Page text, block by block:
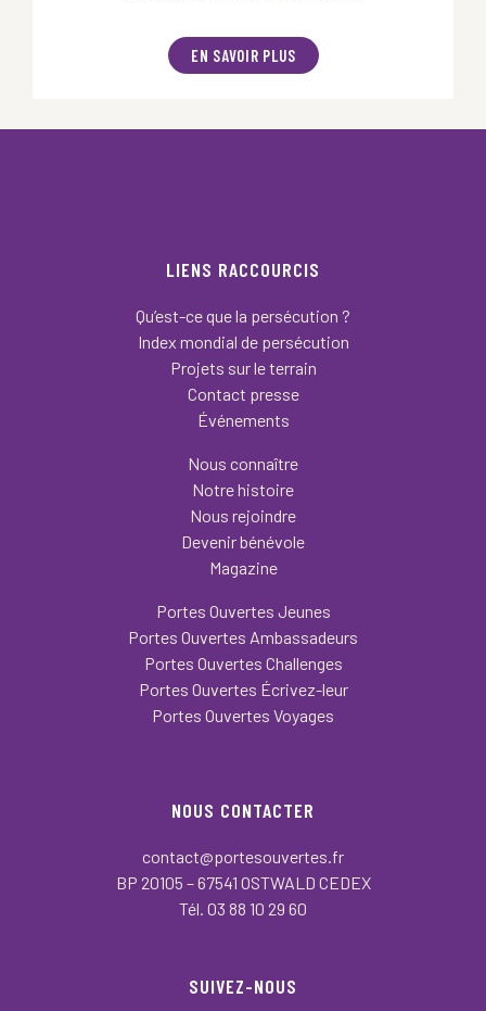
EN SAVOIR PLUS
LIENS RACCOURCIS
Qu’est-ce que la persécution ?
Index mondial de persécution
Projets sur le terrain
Contact presse
Événements
Nous connaître
Notre histoire
Nous rejoindre
Devenir bénévole
Magazine
Portes Ouvertes Jeunes
Portes Ouvertes Ambassadeurs
Portes Ouvertes Challenges
Portes Ouvertes Écrivez-leur
Portes Ouvertes Voyages
NOUS CONTACTER
contact@portesouvertes.fr
BP 20105 – 67541 OSTWALD CEDEX
Tél. 03 88 10 29 60
SUIVEZ-NOUS